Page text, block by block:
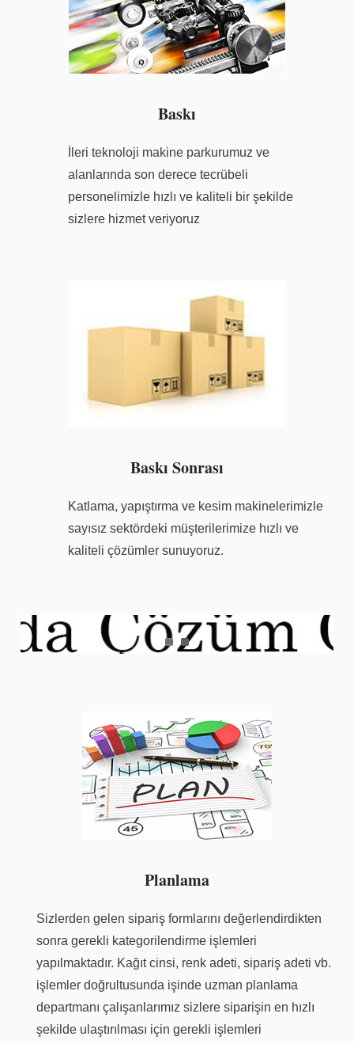
Baskı
İleri teknoloji makine parkurumuz ve
alanlarında son derece tecrübeli
personelimizle hızlı ve kaliteli bir şekilde
sizlere hizmet veriyoruz
Baskı Sonrası
Katlama, yapıştırma ve kesim makinelerimizle
sayısız sektördeki müşterilerimize hızlı ve
kaliteli çözümler sunuyoruz.
Planlama
Sizlerden gelen sipariş formlarını değerlendirdikten
sonra gerekli kategorilendirme işlemleri
yapılmaktadır. Kağıt cinsi, renk adeti, sipariş adeti vb.
işlemler doğrultusunda işinde uzman planlama
departmanı çalışanlarımız sizlere siparişin en hızlı
şekilde ulaştırılması için gerekli işlemleri